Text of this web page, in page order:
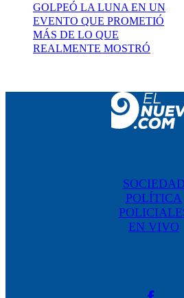
GOLPEÓ LA LUNA EN UN
EVENTO QUE PROMETIÓ
MÁS DE LO QUE
REALMENTE MOSTRÓ
SOCIEDAD
POLÍTICA
EN VIVO